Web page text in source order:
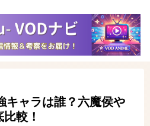
キャラは誰？六魔侯や
較！